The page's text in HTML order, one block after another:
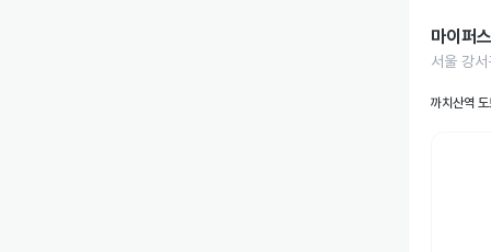
마이퍼
서울 강
까치산역